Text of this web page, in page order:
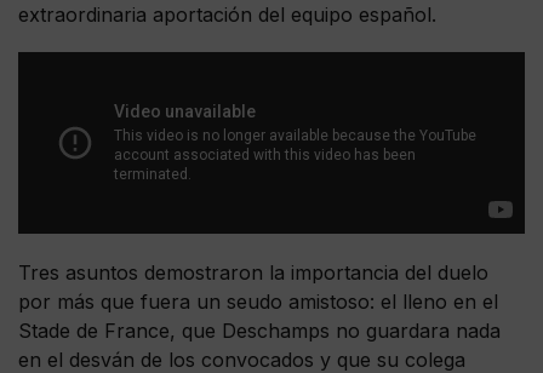
extraordinaria aportación del equipo español.
Tres asuntos demostraron la importancia del duelo
por más que fuera un seudo amistoso: el lleno en el
Stade de France, que Deschamps no guardara nada
en el desván de los convocados y que su colega